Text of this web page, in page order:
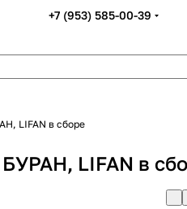
+7 (953) 585-00-39
LIFAN в сборе
LIFAN в